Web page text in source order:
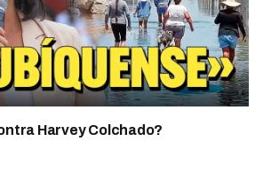
Harvey Colchado?